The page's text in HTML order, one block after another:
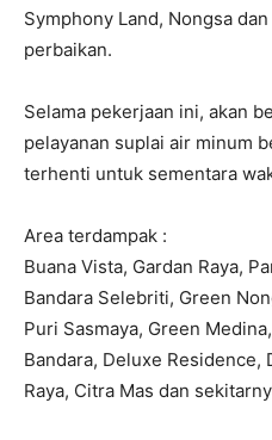
Symphony Land, Nongsa
perbaikan.
Selama pekerjaan ini, akan
pelayanan suplai air minum
terhenti untuk sementara
Area terdampak :
Buana Vista, Gardan Raya,
Bandara Selebriti, Green
Puri Sasmaya, Green
Bandara, Deluxe Residence,
Raya, Citra Mas dan